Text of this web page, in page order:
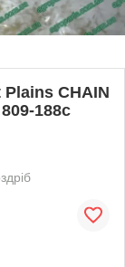
CHAIN
188с